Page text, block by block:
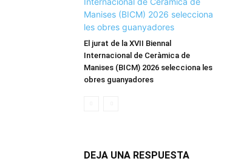
El jurat de la XVII Biennal
Internacional de Ceràmica de
Manises (BICM) 2026 selecciona les
obres guanyadores
DEJA UNA RESPUESTA